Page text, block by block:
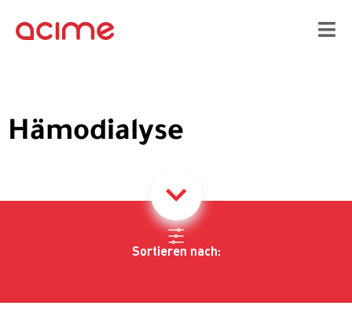
Hämodialyse
Sortieren nach: